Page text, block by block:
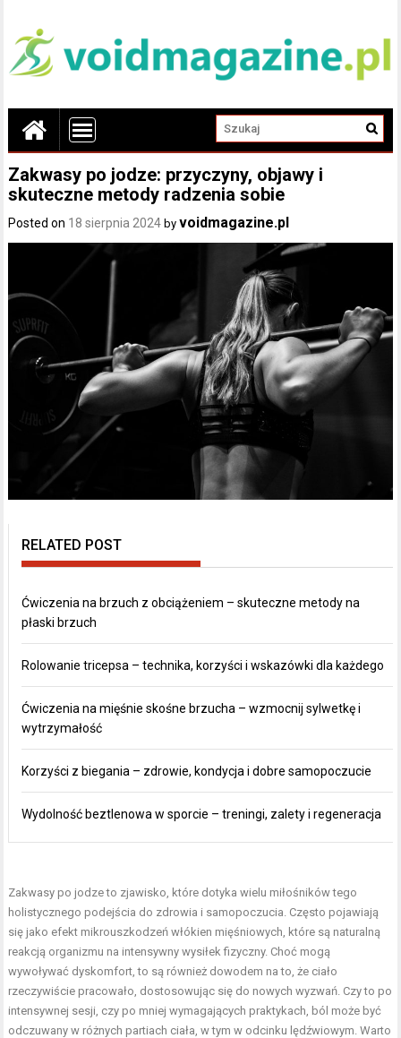
Zakwasy po jodze: przyczyny, objawy i
skuteczne metody radzenia sobie
Posted on 18 sierpnia 2024 byvoidmagazine.pl
RELATED POST
Ćwiczenia na brzuch z obciążeniem – skuteczne metody na
płaski brzuch
Rolowanie tricepsa – technika, korzyści i wskazówki dla każdego
Ćwiczenia na mięśnie skośne brzucha – wzmocnij sylwetkę i
wytrzymałość
Korzyści z biegania – zdrowie, kondycja i dobre samopoczucie
Wydolność beztlenowa w sporcie – treningi, zalety i regeneracja
Zakwasy po jodze to zjawisko, które dotyka wielu miłośników tego
holistycznego podejścia do zdrowia i samopoczucia. Często pojawiają
się jako efekt mikrouszkodzeń włókien mięśniowych, które są naturalną
reakcją organizmu na intensywny wysiłek fizyczny. Choć mogą
wywoływać dyskomfort, to są również dowodem na to, że ciało
rzeczywiście pracowało, dostosowując się do nowych wyzwań. Czy to po
intensywnej sesji, czy po mniej wymagających praktykach, ból może być
odczuwany w różnych partiach ciała, w tym w odcinku lędźwiowym. Warto